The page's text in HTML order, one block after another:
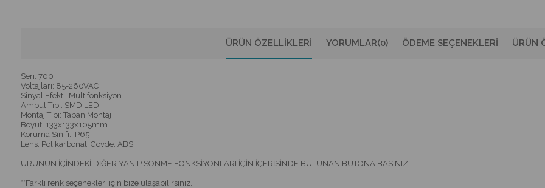
ÜRÜN ÖZELLIKLERI YORUMLAR(0) ÖDEME SEÇENEKLERI ÜRÜN
Seri: 700
Voltajları: 85-260VAC
Sinyal Efekti: Multifonksiyon
Ampul Tipi: SMD LED
Montaj Tipi: Taban Montaj
Boyut: 133x133x105mm
Koruma Sınıfı: IP65
Lens: Polikarbonat, Gövde: ABS
ÜRÜNÜN İÇİNDEKİ DİĞER YANIP SÖNME FONKSİYONLARI İÇİN İÇERİSİNDE BULUNAN BUTONA BASINIZ
**Farklı renk seçenekleri için bize ulaşabilirsiniz.